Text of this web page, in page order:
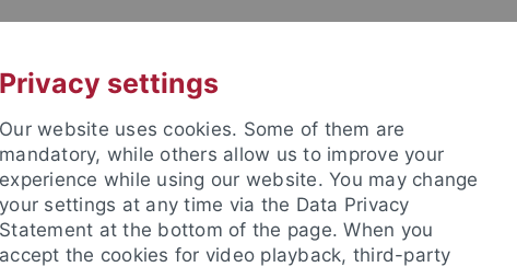
Privacy settings
Our website uses cookies. Some of them are
mandatory, while others allow us to improve your
experience while using our website. You may change
your settings at any time via the Data Privacy
Statement at the bottom of the page. When you
accept the cookies for video playback, third-party